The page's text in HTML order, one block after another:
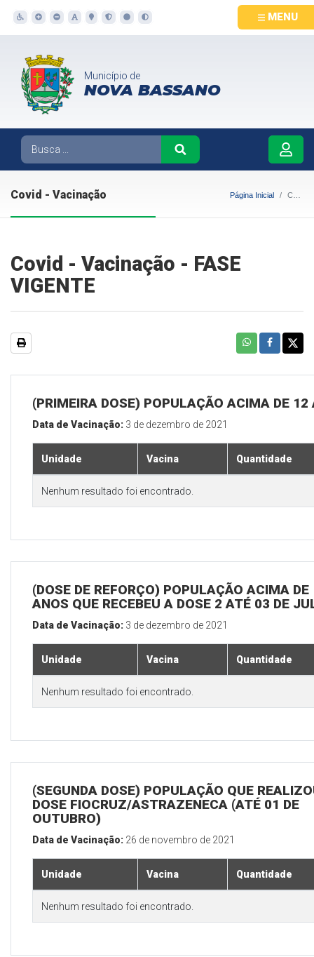
MENU
Município de
NOVA BASSANO
Covid - Vacinação Página Inicial Covid - Vacinação
Covid - Vacinação - FASE
VIGENTE
(PRIMEIRA DOSE) POPULAÇÃO ACIMA DE 12
Data de Vacinação: 3 de dezembro de 2021
Unidade Vacina Quantidade
Nenhum resultado foi encontrado.
(DOSE DE REFORÇO) POPULAÇÃO ACIMA DE
ANOS QUE RECEBEU A DOSE 2 ATÉ 03 DE
Data de Vacinação: 3 de dezembro de 2021
Unidade Vacina Quantidade
Nenhum resultado foi encontrado.
(SEGUNDA DOSE) POPULAÇÃO QUE
DOSE FIOCRUZ/ASTRAZENECA (ATÉ 01 DE
OUTUBRO)
Data de Vacinação: 26 de novembro de 2021
Unidade Vacina Quantidade
Nenhum resultado foi encontrado.